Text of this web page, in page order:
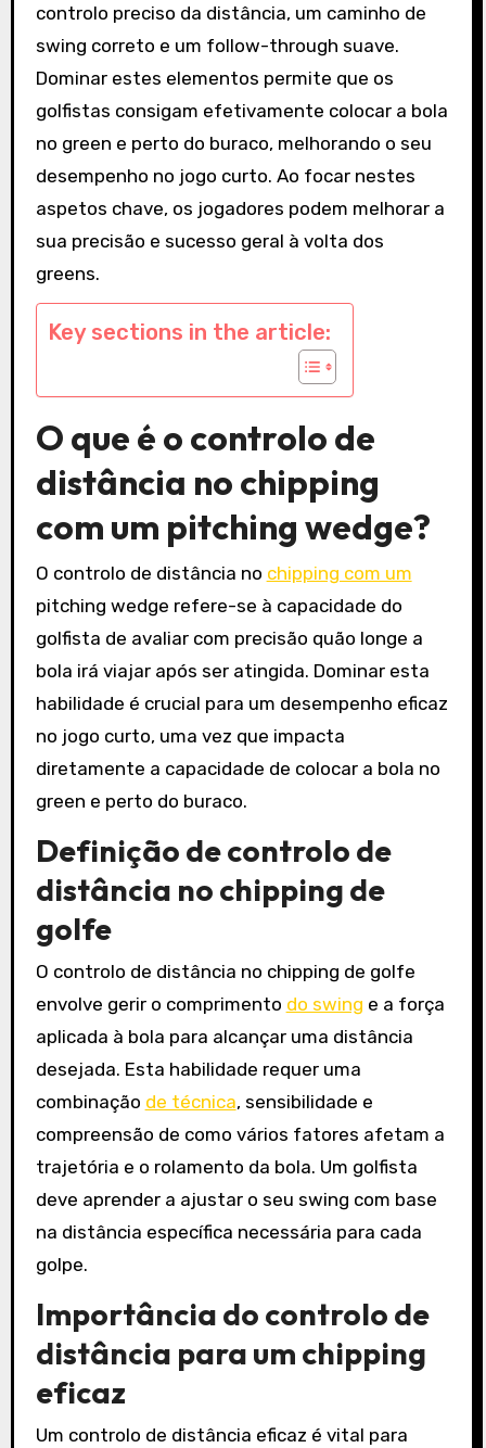
controlo preciso da distância, um caminho de
swing correto e um follow-through suave.
Dominar estes elementos permite que os
golfistas consigam efetivamente colocar a bola
no green e perto do buraco, melhorando o seu
desempenho no jogo curto. Ao focar nestes
aspetos chave, os jogadores podem melhorar a
sua precisão e sucesso geral à volta dos
greens.
Key sections in the article:
O que é o controlo de
distância no chipping
com um pitching wedge?
O controlo de distância no chipping com um
pitching wedge refere-se à capacidade do
golfista de avaliar com precisão quão longe a
bola irá viajar após ser atingida. Dominar esta
habilidade é crucial para um desempenho eficaz
no jogo curto, uma vez que impacta
diretamente a capacidade de colocar a bola no
green e perto do buraco.
Definição de controlo de
distância no chipping de
golfe
O controlo de distância no chipping de golfe
envolve gerir o comprimento do swing e a força
aplicada à bola para alcançar uma distância
desejada. Esta habilidade requer uma
combinação de técnica, sensibilidade e
compreensão de como vários fatores afetam a
trajetória e o rolamento da bola. Um golfista
deve aprender a ajustar o seu swing com base
na distância específica necessária para cada
golpe.
Importância do controlo de
distância para um chipping
eficaz
Um controlo de distância eficaz é vital para